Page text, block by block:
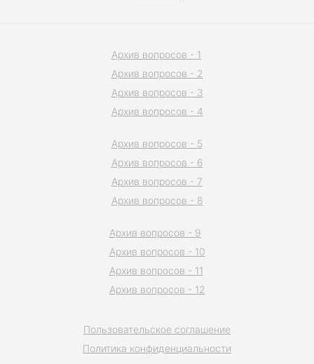
Пользовательское соглашение
Политика конфиденциальности
Архив вопросов - 1
Архив вопросов - 2
Архив вопросов - 3
Архив вопросов - 4
Архив вопросов - 5
Архив вопросов - 6
Архив вопросов - 7
Архив вопросов - 8
Архив вопросов - 9
Архив вопросов - 10
Архив вопросов - 11
Архив вопросов - 12